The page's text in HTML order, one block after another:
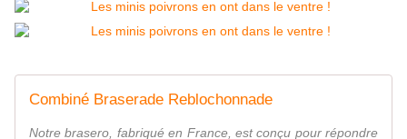
Combiné Braserade Reblochonnade
Notre brasero, fabriqué en France, est conçu pour répondre